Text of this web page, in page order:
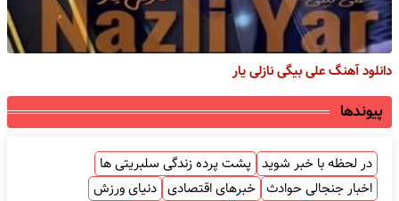
دانلود آهنگ علی بیگی نازلی یار
پیوندها
در لحظه با خبر شوید پشت پرده زندگی سلبریتی ها
اخبار جنجالی حوادث خبرهای اقتصادی دنیای ورزش